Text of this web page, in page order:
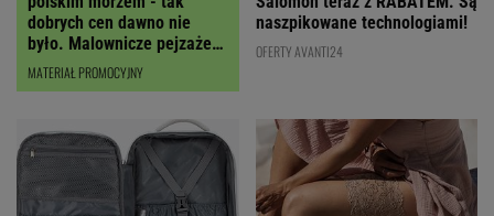
dobrych cen dawno nie
było. Malownicze pejzaże
robią wrażenie!
MATERIAŁ PROMOCYJNY
naszpikowane technologiami!
OFERTY AVANTI24